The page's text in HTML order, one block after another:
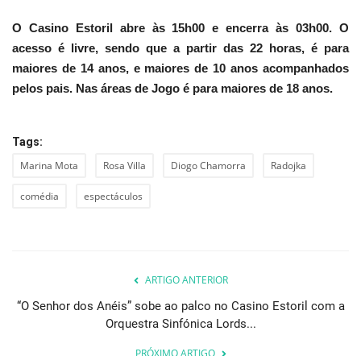
O Casino Estoril abre às 15h00 e encerra às 03h00. O
acesso é livre, sendo que a partir das 22 horas, é para
maiores de 14 anos, e maiores de 10 anos acompanhados
pelos pais. Nas áreas de Jogo é para maiores de 18 anos.
Tags:
Marina Mota Rosa Villa Diogo Chamorra Radojka
comédia espectáculos
ARTIGO ANTERIOR
“O Senhor dos Anéis” sobe ao palco no Casino Estoril com a
Orquestra Sinfónica Lords...
PRÓXIMO ARTIGO